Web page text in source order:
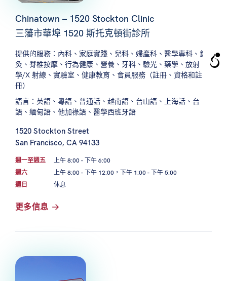
Chinatown – 1520 Stockton Clinic
三藩市華埠 1520 斯托克頓街診所
提供的服務：內科、家庭實踐、兒科、婦產科、醫學專科、針
灸、脊椎按摩、行為健康、營養、牙科、驗光、藥學、放射
學/X 射線、實驗室、健康教育、會員服務（註冊、資格和註
冊）
語言：英語、粵語、普通話、越南語、台山語、上海話、台
語、緬甸語、他加祿語、醫學西班牙語
1520 Stockton Street
San Francisco, CA 94133
週一至週五
上午 8:00 - 下午 6:00
週六
上午 8:00 - 下午 12:00，下午 1:00 - 下午 5:00
週日
休息
更多信息